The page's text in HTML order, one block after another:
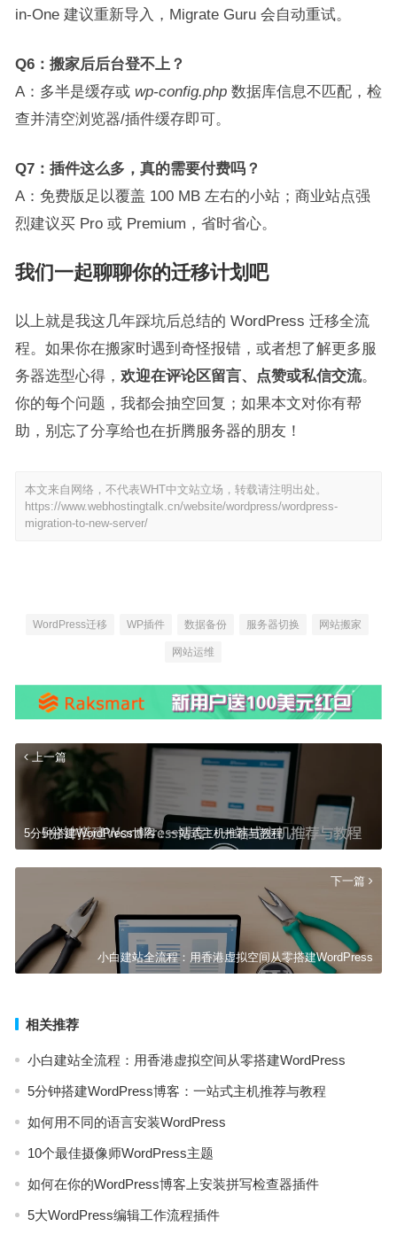
in-One 建议重新导入，Migrate Guru 会自动重试。
Q6：搬家后后台登不上？
A：多半是缓存或 wp-config.php数据库信息不匹配，检
查并清空浏览器/插件缓存即可。
Q7：插件这么多，真的需要付费吗？
A：免费版足以覆盖 100 MB 左右的小站；商业站点强
烈建议买 Pro 或 Premium，省时省心。
我们一起聊聊你的迁移计划吧
以上就是我这几年踩坑后总结的 WordPress 迁移全流
程。如果你在搬家时遇到奇怪报错，或者想了解更多服
务器选型心得， 欢迎在评论区留言、点赞或私信交流。
你的每个问题，我都会抽空回复；如果本文对你有帮
助，别忘了分享给也在折腾服务器的朋友！
本文来自网络，不代表WHT中文站立场，转载请注明出处。
https://www.webhostingtalk.cn/website/wordpress/wordpress-
migration-to-new-server/
WordPress迁移 WP插件 数据备份 服务器切换 网站搬家
网站运维
上一篇
5分钟搭建WordPress博客：一站式主机推荐与教程
下一篇
小白建站全流程：用香港虚拟空间从零搭建WordPress
相关推荐
小白建站全流程：用香港虚拟空间从零搭建WordPress
5分钟搭建WordPress博客：一站式主机推荐与教程
如何用不同的语言安装WordPress
10个最佳摄像师WordPress主题
如何在你的WordPress博客上安装拼写检查器插件
5大WordPress编辑工作流程插件